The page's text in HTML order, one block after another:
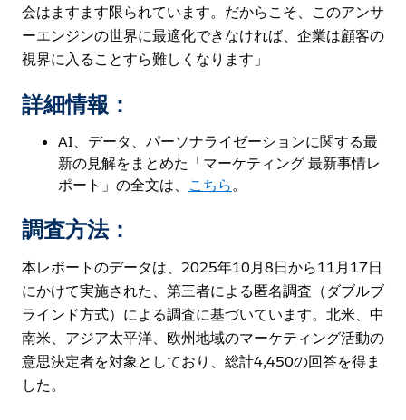
会はますます限られています。だからこそ、このアンサ
ーエンジンの世界に最適化できなければ、企業は顧客の
視界に入ることすら難しくなります」
詳細情報：
AI、データ、パーソナライゼーションに関する最
新の見解をまとめた「マーケティング 最新事情レ
ポート」の全文は、 こちら。
調査方法：
本レポートのデータは、2025年10月8日から11月17日
にかけて実施された、第三者による匿名調査（ダブルブ
ラインド方式）による調査に基づいています。北米、中
南米、アジア太平洋、欧州地域のマーケティング活動の
意思決定者を対象としており、総計4,450の回答を得ま
した。